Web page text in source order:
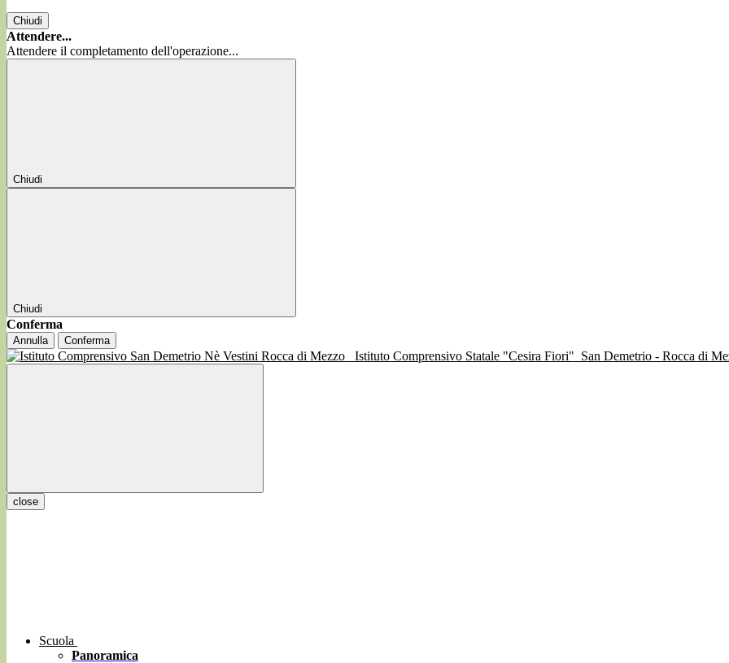
Chiudi
Attendere...
Attendere il completamento dell'operazione...
Chiudi
Chiudi
Conferma
Annulla Conferma
Istituto Comprensivo Statale "Cesira Fiori" San Demetrio - Rocca di
close
Scuola
Panoramica